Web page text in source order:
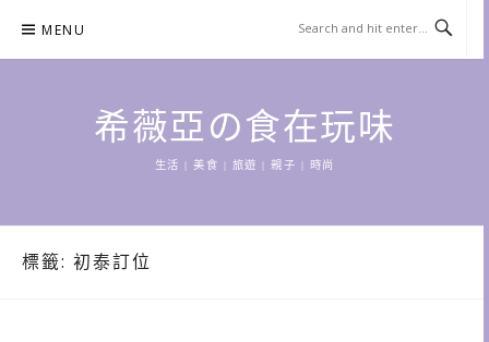
content
MENU
希薇亞の食在玩味
生活 | 美食 | 旅遊 | 親子 | 時尚
標籤: 初泰訂位